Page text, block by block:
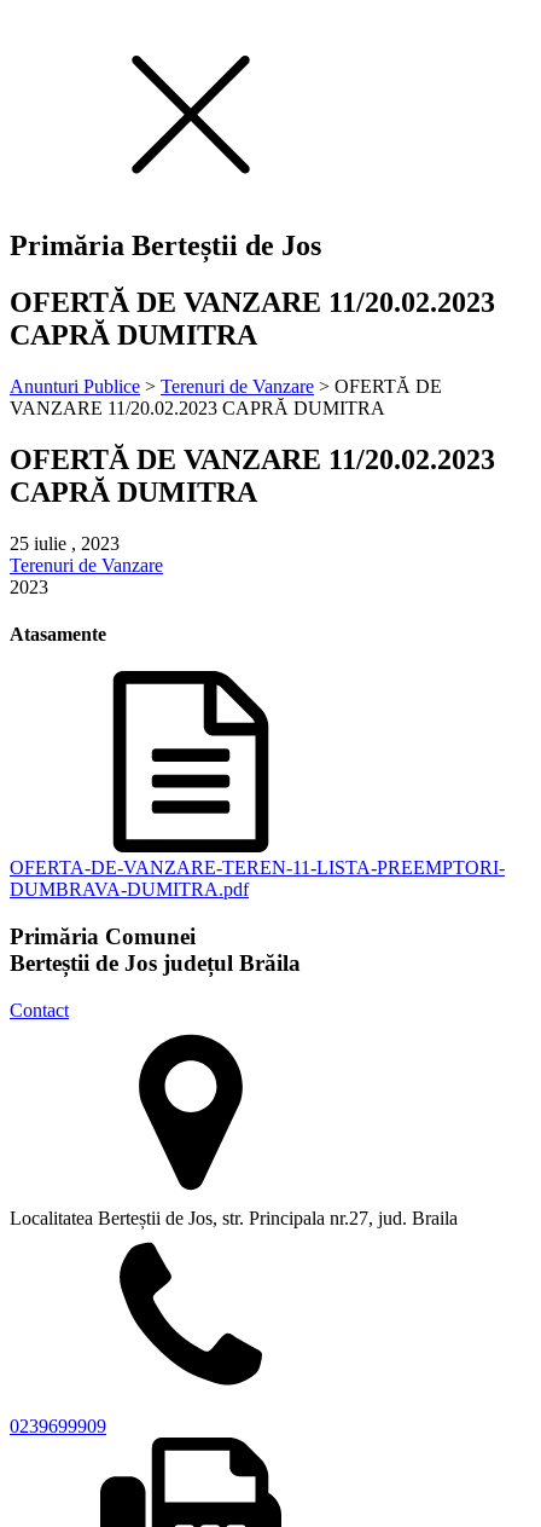
Primăria Berteștii de Jos
OFERTĂ DE VANZARE 11/20.02.2023
CAPRĂ DUMITRA
Anunturi Publice > Terenuri de Vanzare > OFERTĂ DE
VANZARE 11/20.02.2023 CAPRĂ DUMITRA
OFERTĂ DE VANZARE 11/20.02.2023
CAPRĂ DUMITRA
25 iulie , 2023
Terenuri de Vanzare
2023
Atasamente
OFERTA-DE-VANZARE-TEREN-11-LISTA-PREEMPTORI-
DUMBRAVA-DUMITRA.pdf
Primăria Comunei
Berteștii de Jos județul Brăila
Contact
Localitatea Berteștii de Jos, str. Principala nr.27, jud. Braila
0239699909